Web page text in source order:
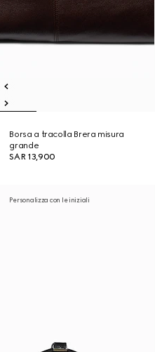
Borsa a tracolla Brera misura
grande
SAR 13,900
Personalizza con le iniziali